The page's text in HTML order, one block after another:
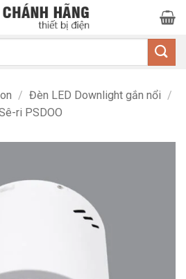
/ Đèn LED Downlight gắn nổi /
ri PSDOO